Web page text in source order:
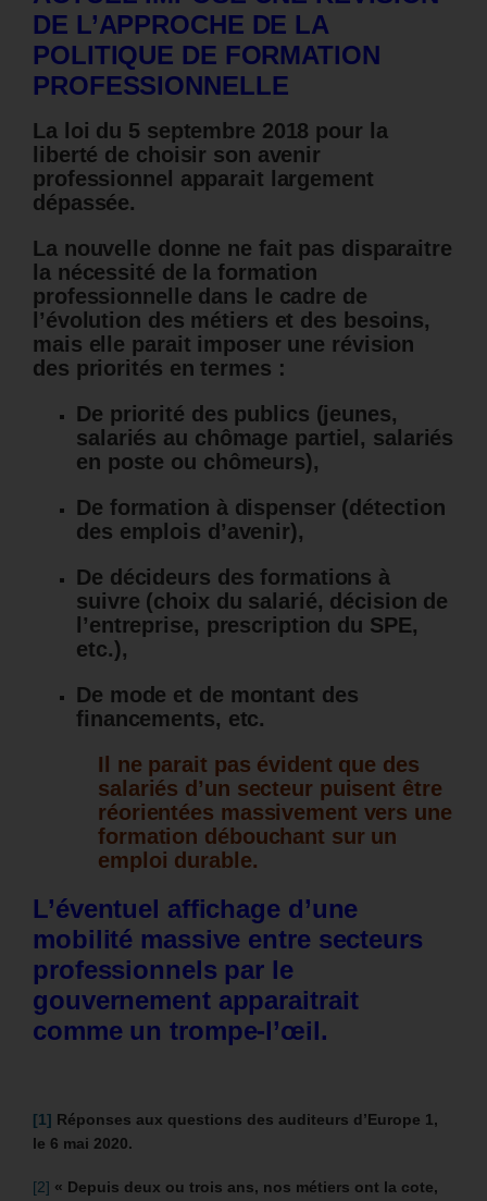
DE L’APPROCHE DE LA
POLITIQUE DE FORMATION
PROFESSIONNELLE
La loi du 5 septembre 2018 pour la
liberté de choisir son avenir
professionnel apparait largement
dépassée.
La nouvelle donne ne fait pas disparaitre
la nécessité de la formation
professionnelle dans le cadre de
l’évolution des métiers et des besoins,
mais elle parait imposer une révision
des priorités en termes :
De priorité des publics (jeunes,
salariés au chômage partiel, salariés
en poste ou chômeurs),
De formation à dispenser (détection
des emplois d’avenir),
De décideurs des formations à
suivre (choix du salarié, décision de
l’entreprise, prescription du SPE,
etc.),
De mode et de montant des
financements, etc.
Il ne parait pas évident que des
salariés d’un secteur puisent être
réorientées massivement vers une
formation débouchant sur un
emploi durable.
L’éventuel affichage d’une
mobilité massive entre secteurs
professionnels par le
gouvernement apparaitrait
comme un trompe-l’œil.
[1] Réponses aux questions des auditeurs d’Europe 1,
le 6 mai 2020.
[2] « Depuis deux ou trois ans, nos métiers ont la cote,